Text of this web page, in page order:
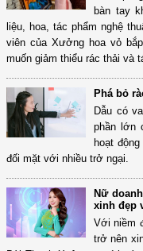
bàn tay
liệu, hoa, tác phẩm nghệ
viên của Xưởng hoa vỏ
muốn giảm thiểu rác thải và
Phá bỏ
Dẫu có
phần lớn
hoạt
đối mặt với nhiều trở ngại.
Nữ
xinh đẹp
Với niềm
trở nên